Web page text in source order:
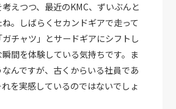
えつつ、最近のKMC、ずいぶんと
。しばらくセカンドギアで走って
チャツ」とサードギアにシフトし
間を体験している気持ちです。ま
んですが、古くからいる社員であ
を実感しているのではないでしょ